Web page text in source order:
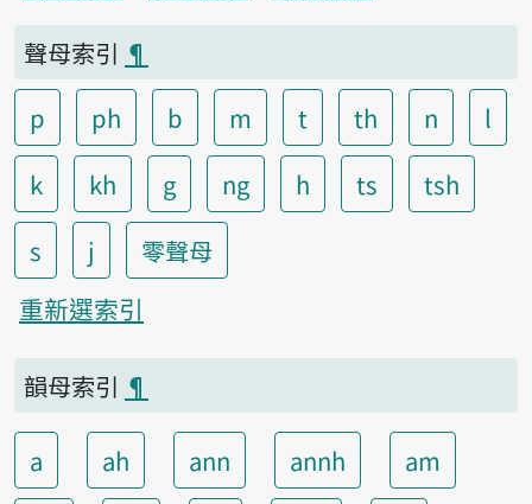
聲母索引 ¶
p
ph b m t th n
l
k
kh g ng h ts
tsh
s
j
零聲母
重新選索引
韻母索引 ¶
a ah ann annh
am